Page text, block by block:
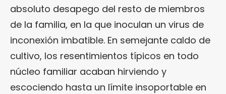
absoluto desapego del resto de miembros
de la familia, en la que inoculan un virus de
inconexión imbatible. En semejante caldo de
cultivo, los resentimientos típicos en todo
núcleo familiar acaban hirviendo y
escociendo hasta un límite insoportable en